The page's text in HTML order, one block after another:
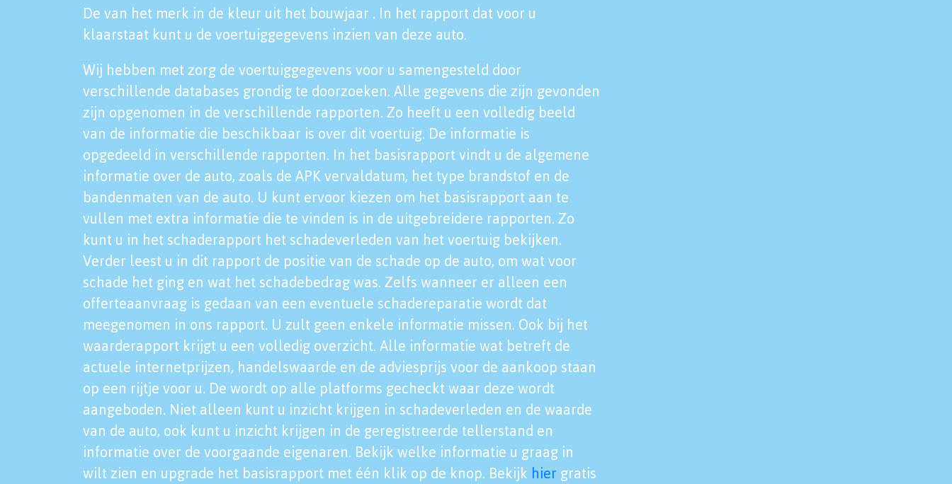
De van het merk in de kleur uit het bouwjaar . In het rapport dat voor u
klaarstaat kunt u de voertuiggegevens inzien van deze auto.
Wij hebben met zorg de voertuiggegevens voor u samengesteld door
verschillende databases grondig te doorzoeken. Alle gegevens die zijn gevonden
zijn opgenomen in de verschillende rapporten. Zo heeft u een volledig beeld
van de informatie die beschikbaar is over dit voertuig. De informatie is
opgedeeld in verschillende rapporten. In het basisrapport vindt u de algemene
informatie over de auto, zoals de APK vervaldatum, het type brandstof en de
bandenmaten van de auto. U kunt ervoor kiezen om het basisrapport aan te
vullen met extra informatie die te vinden is in de uitgebreidere rapporten. Zo
kunt u in het schaderapport het schadeverleden van het voertuig bekijken.
Verder leest u in dit rapport de positie van de schade op de auto, om wat voor
schade het ging en wat het schadebedrag was. Zelfs wanneer er alleen een
offerteaanvraag is gedaan van een eventuele schadereparatie wordt dat
meegenomen in ons rapport. U zult geen enkele informatie missen. Ook bij het
waarderapport krijgt u een volledig overzicht. Alle informatie wat betreft de
actuele internetprijzen, handelswaarde en de adviesprijs voor de aankoop staan
op een rijtje voor u. De wordt op alle platforms gecheckt waar deze wordt
aangeboden. Niet alleen kunt u inzicht krijgen in schadeverleden en de waarde
van de auto, ook kunt u inzicht krijgen in de geregistreerde tellerstand en
informatie over de voorgaande eigenaren. Bekijk welke informatie u graag in
wilt zien en upgrade het basisrapport met één klik op de knop. Bekijk hier gratis